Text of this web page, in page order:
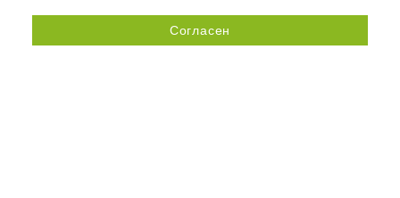
Отправить запрос
Согласен